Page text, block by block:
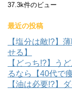
37.3k件のビュー
最近の投稿
【塩分は敵!?】
せる】
【どっち!?】う
るなら【40代で
【油は必要!?】